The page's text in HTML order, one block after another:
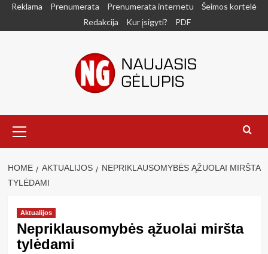
SkipReklama Prenumerata Prenumerata internetu
Šeimos kortelė
Redakcija
Kur įsigyti? PDF
Menu
HOME AKTUALIJOS
NEPRIKLAUSOMYBĖS ĄŽUOLAI MIRŠTA
TYLĖDAMI
Aktualijos
Nepriklausomybės ąžuolai miršta
tylėdami